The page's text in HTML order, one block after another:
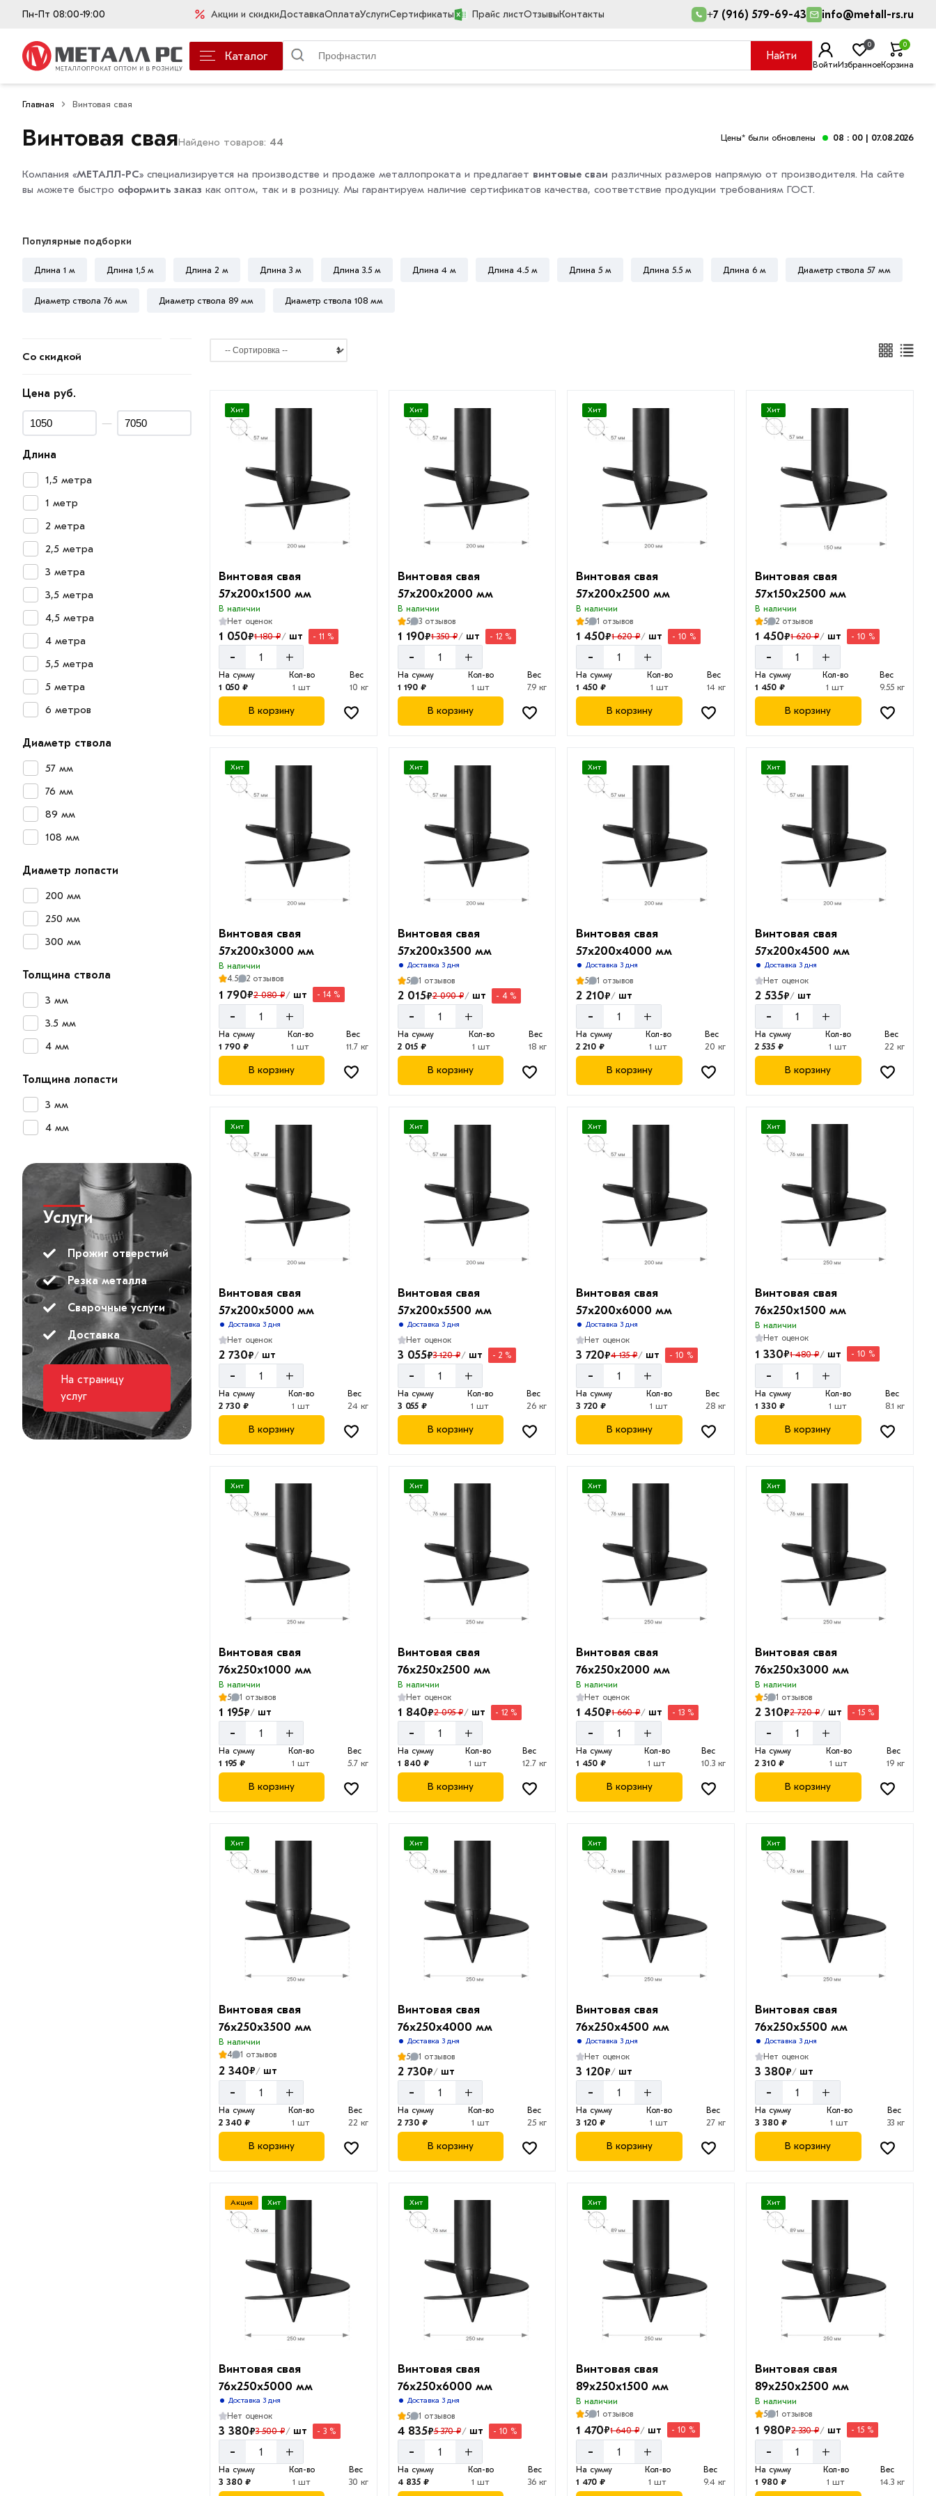
Пн-Пт 08:00-19:00 Акции и скидкиДоставкаОплатаУслугиСертификаты Прайс листОтзывыКонтакты +7 (916) 579-69-43 info@metall-rs.ru
Каталог Найти
ВойтиИзбранное
0
Корзина
0
Главная Винтовая свая
Винтовая сваяНайдено товаров: 44 Цены* были обновлены 08 : 00 | 07.08.2026
Компания «МЕТАЛЛ-РС» специализируется на производстве и продаже металлопроката и предлагает винтовые сваи различных размеров напрямую от производителя. На сайте
вы можете быстро оформить заказ как оптом, так и в розницу. Мы гарантируем наличие сертификатов качества, соответствие продукции требованиям ГОСТ.
Популярные подборки
Длина 1 м Длина 1,5 м Длина 2 м Длина 3 м Длина 3.5 м Длина 4 м Длина 4.5 м Длина 5 м Длина 5.5 м Длина 6 м Диаметр ствола 57 мм
Диаметр ствола 76 мм Диаметр ствола 89 мм Диаметр ствола 108 мм
Со скидкой
Цена руб.
—
Длина
1,5 метра
1 метр
2 метра
2,5 метра
3 метра
3,5 метра
4,5 метра
4 метра
5,5 метра
5 метра
6 метров
Диаметр ствола
57 мм
76 мм
89 мм
108 мм
Диаметр лопасти
200 мм
250 мм
300 мм
Толщина ствола
3 мм
3.5 мм
4 мм
Толщина лопасти
3 мм
4 мм
Услуги
Прожиг отверстий
Резка металла
Сварочные услуги
Доставка
На страницу
услуг
Хит
Винтовая свая
57х200х1500 мм
В наличии
Нет оценок
1 050₽1 180 ₽/шт - 11 %
- +
На сумму
1 050 ₽
Кол-во
1 шт
Вес
10 кг
В корзину
Хит
Винтовая свая
57х200х2000 мм
В наличии
5
3 отзывов
1 190₽1 350 ₽/шт - 12 %
- +
На сумму
1 190 ₽
Кол-во
1 шт
Вес
7.9 кг
В корзину
Хит
Винтовая свая
57х200х2500 мм
В наличии
5
1 отзывов
1 450₽1 620 ₽/ шт - 10 %
- +
На сумму
1 450 ₽
Кол-во
1 шт
Вес
14 кг
В корзину
Хит
Винтовая свая
57х150х2500 мм
В наличии
5
2 отзывов
1 450₽1 620 ₽/ шт - 10 %
- +
На сумму
1 450 ₽
Кол-во
1 шт
Вес
9.55 кг
В корзину
Хит
Винтовая свая
57х200х3000 мм
В наличии
4.5
2 отзывов
1 790₽2 080 ₽/шт - 14 %
- +
На сумму
1 790 ₽
Кол-во
1 шт
Вес
11.7 кг
В корзину
Хит
Винтовая свая
57х200х3500 мм
Доставка 3 дня
5 1 отзывов
2 015₽2 090 ₽/шт - 4 %
- +
На сумму
2 015 ₽
Кол-во
1 шт
Вес
18 кг
В корзину
Хит
Винтовая свая
57х200х4000 мм
Доставка 3 дня
5 1 отзывов
2 210₽/ шт
- +
На сумму
2 210 ₽
Кол-во
1 шт
Вес
20 кг
В корзину
Хит
Винтовая свая
57х200х4500 мм
Доставка 3 дня
Нет оценок
2 535₽/ шт
- +
На сумму
2 535 ₽
Кол-во
1 шт
Вес
22 кг
В корзину
Хит
Винтовая свая
57х200х5000 мм
Доставка 3 дня
Нет оценок
2 730₽/шт
- +
На сумму
2 730 ₽
Кол-во
1 шт
Вес
24 кг
В корзину
Хит
Винтовая свая
57х200х5500 мм
Доставка 3 дня
Нет оценок
3 055₽3 120 ₽/шт - 2 %
- +
На сумму
3 055 ₽
Кол-во
1 шт
Вес
26 кг
В корзину
Хит
Винтовая свая
57х200х6000 мм
Доставка 3 дня
Нет оценок
3 720₽4 135 ₽/ шт - 10 %
- +
На сумму
3 720 ₽
Кол-во
1 шт
Вес
28 кг
В корзину
Хит
Винтовая свая
76х250х1500 мм
В наличии
Нет оценок
1 330₽1 480 ₽/ шт - 10 %
- +
На сумму
1 330 ₽
Кол-во
1 шт
Вес
8.1 кг
В корзину
Хит
Винтовая свая
76х250х1000 мм
В наличии
5
1 отзывов
1 195₽/шт
- +
На сумму
1 195 ₽
Кол-во
1 шт
Вес
5.7 кг
В корзину
Хит
Винтовая свая
76х250х2500 мм
В наличии
Нет оценок
1 840₽2 095 ₽/шт - 12 %
- +
На сумму
1 840 ₽
Кол-во
1 шт
Вес
12.7 кг
В корзину
Хит
Винтовая свая
76х250х2000 мм
В наличии
Нет оценок
1 450₽1 660 ₽/ шт - 13 %
- +
На сумму
1 450 ₽
Кол-во
1 шт
Вес
10.3 кг
В корзину
Хит
Винтовая свая
76х250х3000 мм
В наличии
5
1 отзывов
2 310₽2 720 ₽/ шт - 15 %
- +
На сумму
2 310 ₽
Кол-во
1 шт
Вес
19 кг
В корзину
Хит
Винтовая свая
76х250х3500 мм
В наличии
4
1 отзывов
2 340₽/шт
- +
На сумму
2 340 ₽
Кол-во
1 шт
Вес
22 кг
В корзину
Хит
Винтовая свая
76х250х4000 мм
Доставка 3 дня
5 1 отзывов
2 730₽/шт
- +
На сумму
2 730 ₽
Кол-во
1 шт
Вес
25 кг
В корзину
Хит
Винтовая свая
76х250х4500 мм
Доставка 3 дня
Нет оценок
3 120₽/ шт
- +
На сумму
3 120 ₽
Кол-во
1 шт
Вес
27 кг
В корзину
Хит
Винтовая свая
76х250х5500 мм
Доставка 3 дня
Нет оценок
3 380₽/ шт
- +
На сумму
3 380 ₽
Кол-во
1 шт
Вес
33 кг
В корзину
Акция Хит
Винтовая свая
76х250х5000 мм
Доставка 3 дня
Нет оценок
3 380₽3 500 ₽/шт - 3 %
- +
На сумму
3 380 ₽
Кол-во
1 шт
Вес
30 кг
Хит
Винтовая свая
76х250х6000 мм
Доставка 3 дня
5 1 отзывов
4 835₽5 370 ₽/шт - 10 %
- +
На сумму
4 835 ₽
Кол-во
1 шт
Вес
36 кг
Хит
Винтовая свая
89х250х1500 мм
В наличии
5
1 отзывов
1 470₽1 640 ₽/ шт - 10 %
- +
На сумму
1 470 ₽
Кол-во
1 шт
Вес
9.4 кг
Хит
Винтовая свая
89х250х2500 мм
В наличии
5
1 отзывов
1 980₽2 330 ₽/ шт - 15 %
- +
На сумму
1 980 ₽
Кол-во
1 шт
Вес
14.3 кг